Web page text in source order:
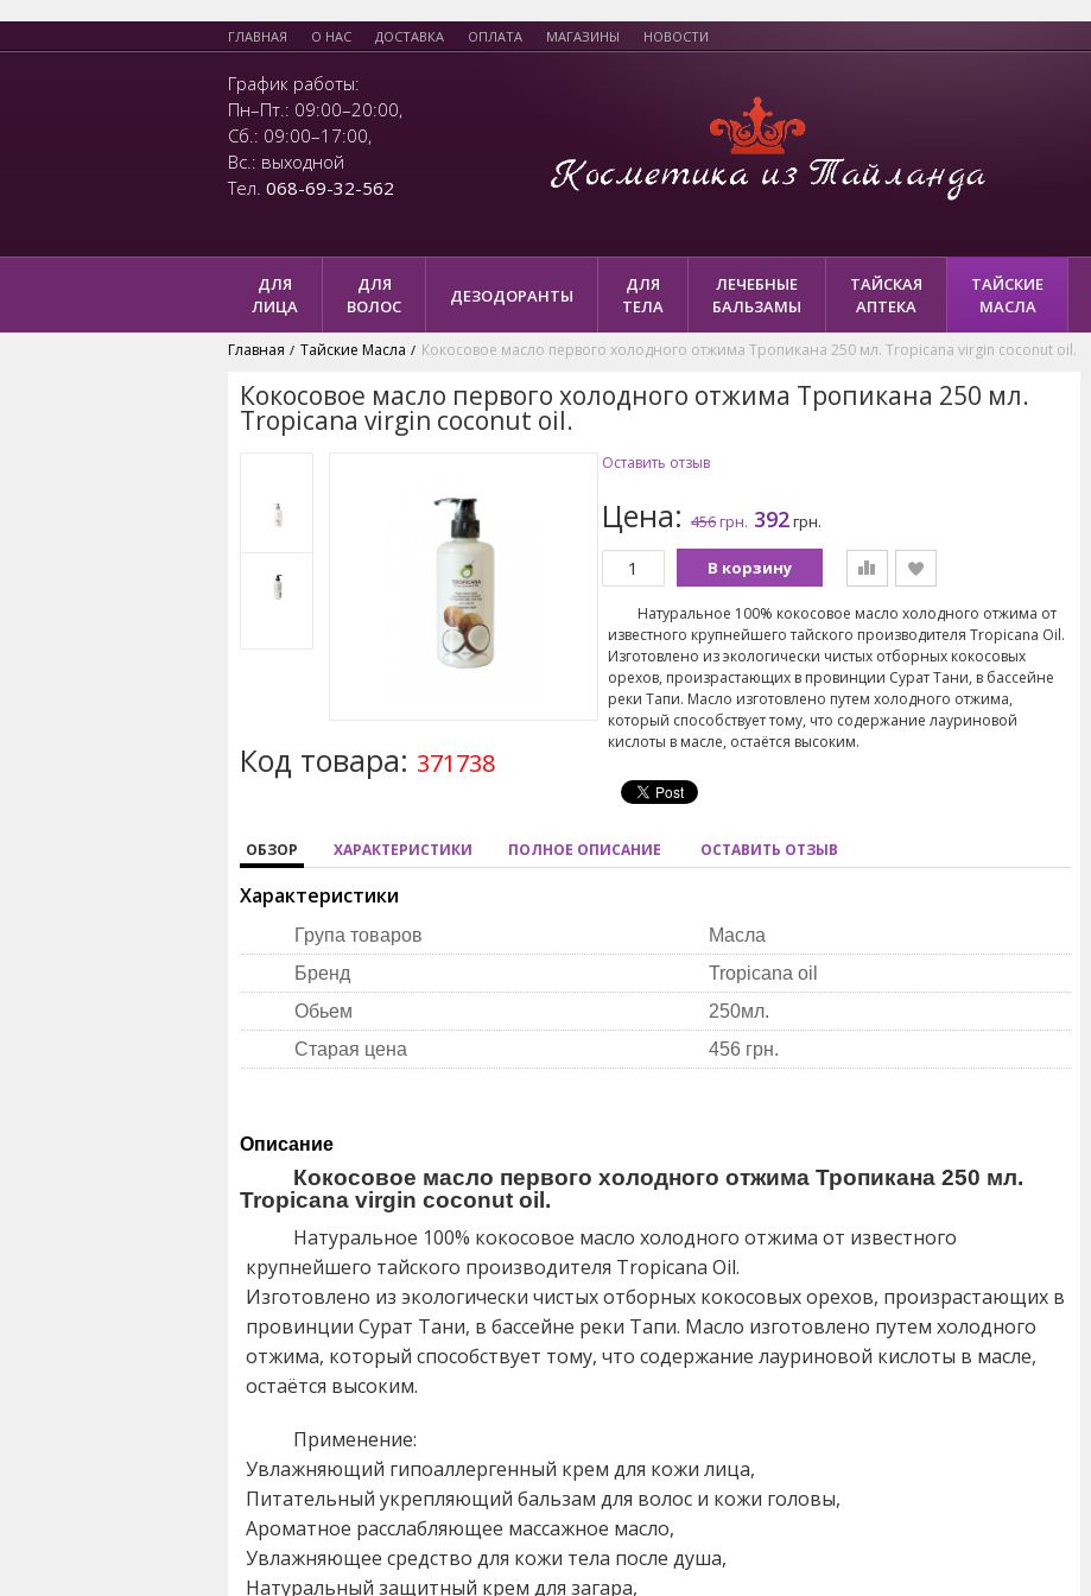
ГЛАВНАЯ О НАС ДОСТАВКА ОПЛАТА МАГАЗИНЫ НОВОСТИ
График работы:
Пн–Пт.: 09:00–20:00,
Сб.: 09:00–17:00,
Вс.: выходной
Тел. 068-69-32-562
ДЛЯ
ЛИЦА
ДЛЯ
ВОЛОС
ДЕЗОДОРАНТЫ
ДЛЯ
ТЕЛА
ЛЕЧЕБНЫЕ
БАЛЬЗАМЫ
ТАЙСКАЯ
АПТЕКА
ТАЙСКИЕ
МАСЛА
Главная / Тайские Масла / Кокосовое масло первого холодного отжима Тропикана 250 мл. Tropicana virgin coconut oil.
Кокосовое масло первого холодного отжима Тропикана 250 мл.
Tropicana virgin coconut oil.
Код товара: 371738
Оставить отзыв
Цена: 456грн. 392грн.
В корзину
Натуральное 100% кокосовое масло холодного отжима от
известного крупнейшего тайского производителя Tropicana Oil.
Изготовлено из экологически чистых отборных кокосовых
орехов, произрастающих в провинции Сурат Тани, в бассейне
реки Тапи. Масло изготовлено путем холодного отжима,
который способствует тому, что содержание лауриновой
кислоты в масле, остаётся высоким.
ОБЗОР ХАРАКТЕРИСТИКИ ПОЛНОЕ ОПИСАНИЕ ОСТАВИТЬ ОТЗЫВ
Характеристики
Група товаров
Масла
Бренд
Tropicana oil
Обьем
250мл.
Старая цена
456 грн.
Описание
Кокосовое масло первого холодного отжима Тропикана 250 мл.
Tropicana virgin coconut oil.
Натуральное 100% кокосовое масло холодного отжима от известного
крупнейшего тайского производителя Tropicana Oil.
Изготовлено из экологически чистых отборных кокосовых орехов, произрастающих в
провинции Сурат Тани, в бассейне реки Тапи. Масло изготовлено путем холодного
отжима, который способствует тому, что содержание лауриновой кислоты в масле,
остаётся высоким.
Применение:
Увлажняющий гипоаллергенный крем для кожи лица,
Питательный укрепляющий бальзам для волос и кожи головы,
Ароматное расслабляющее массажное масло,
Увлажняющее средство для кожи тела после душа,
Натуральный защитный крем для загара,